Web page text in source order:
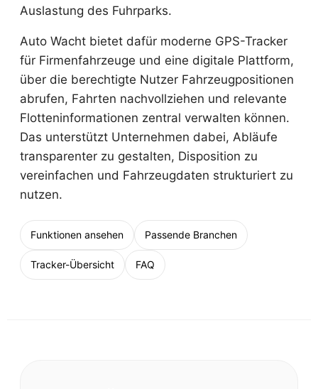
Auslastung des Fuhrparks.
Auto Wacht bietet dafür moderne GPS-Tracker
für Firmenfahrzeuge und eine digitale Plattform,
über die berechtigte Nutzer Fahrzeugpositionen
abrufen, Fahrten nachvollziehen und relevante
Flotteninformationen zentral verwalten können.
Das unterstützt Unternehmen dabei, Abläufe
transparenter zu gestalten, Disposition zu
vereinfachen und Fahrzeugdaten strukturiert zu
nutzen.
Funktionen ansehen Passende Branchen
Tracker-Übersicht FAQ